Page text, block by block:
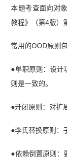
本题考查面向对
教程》（第4版）
常用的OOD原则包
●单职原则：设计
则是一致的。
●开闭原则：对扩
●李氏替换原则：
●依赖倒置原则：